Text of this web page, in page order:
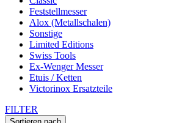
Feststellmesser
Alox (Metallschalen)
Sonstige
Limited Editions
Swiss Tools
Ex-Wenger Messer
Etuis / Ketten
Victorinox Ersatzteile
FILTER